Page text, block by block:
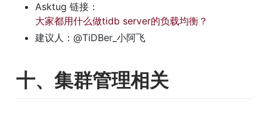
Asktug 链接：
大家都用什么做tidb server的负载均衡？
建议人：@TiDBer_小阿飞
十、集群管理相关